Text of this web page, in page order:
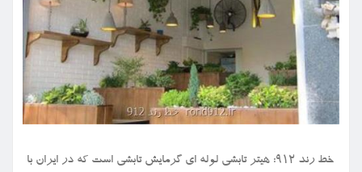
خط رند ۹۱۲: هیتر تابشی لوله ای گرمایش تابشی است که در ایران با